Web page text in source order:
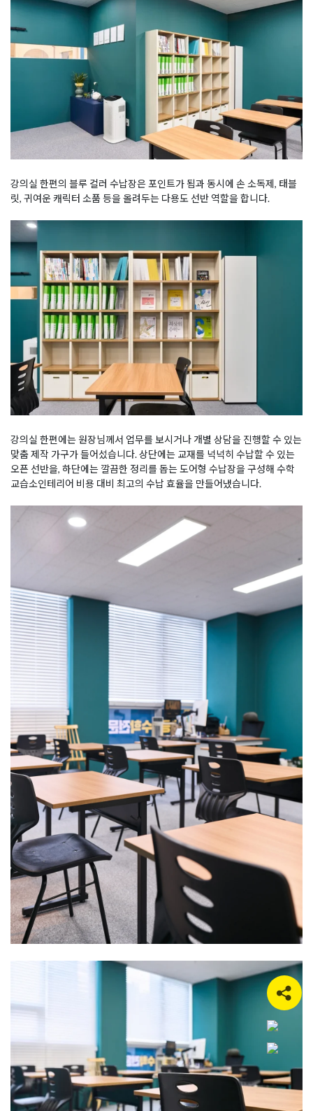
강의실 한편의 블루 컬러 수납장은 포인트가 됨과 동시에 손 소독제, 태블
릿, 귀여운 캐릭터 소품 등을 올려두는 다용도 선반 역할을 합니다.
강의실 한편에는 원장님께서 업무를 보시거나 개별 상담을 진행할 수 있는
맞춤 제작 가구가 들어섰습니다. 상단에는 교재를 넉넉히 수납할 수 있는
오픈 선반을, 하단에는 깔끔한 정리를 돕는 도어형 수납장을 구성해 수학
교습소인테리어 비용 대비 최고의 수납 효율을 만들어냈습니다.